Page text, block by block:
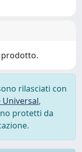
prodotto.
rilasciati con
Universal,
protetti da